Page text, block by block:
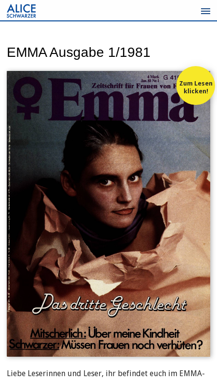
Zum
Inhalt
EMMA Ausgabe 1/1981
Zum Lesen
klicken!
Liebe Leserinnen und Leser, ihr befindet euch im EMMA-